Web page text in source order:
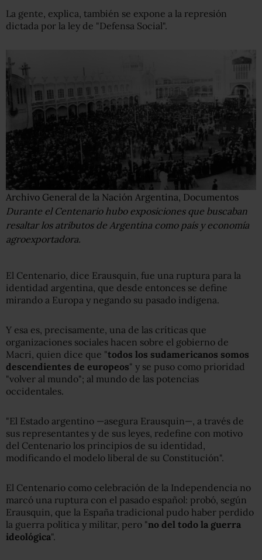
La gente, explica, también se expone a la represión
dictada por la ley de "Defensa Social".
Archivo General de la Nación Argentina, Documentos
Durante el Centenario hubo exposiciones que buscaban
resaltar los atributos de Argentina como país y economía
agroexportadora.
El Centenario, dice Erausquin, fue una ruptura para la
identidad argentina, que desde entonces se define
mirando a Europa y negando su pasado indígena.
Y esa es, precisamente, una de las críticas que
organizaciones sociales hacen sobre el gobierno de
Macri, quien dice que "todos los sudamericanos somos
descendientes de europeos" y se puso como prioridad
"volver al mundo"; al mundo de las potencias
occidentales.
"El Estado argentino —asegura Erausquin—, a través de
sus representantes y de sus leyes, redefine con motivo
del Centenario los principios de su identidad,
modificando el modelo liberal de su Constitución".
El Centenario como celebración de la Independencia no
marcó una ruptura con el pasado español: probó, según
Erausquin, que la España tradicional pudo haber perdido
la guerra política y militar, pero "no del todo la guerra
ideológica".